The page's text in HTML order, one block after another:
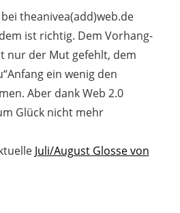
theanivea(add)web.de
ist richtig. Dem Vorhang-
nur der Mut gefehlt, dem
ein wenig den
Aber dank Web 2.0
Glück nicht mehr
Juli/August Glosse von